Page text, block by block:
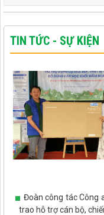
TIN TỨC - SỰ KIỆN
và trao gói hỗ trợ
vụ bán trú cho Trường
Đoàn công tác Công
trao hỗ trợ cán bộ,